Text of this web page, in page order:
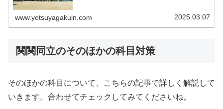
www.yotsuyagakuin.com 2025.03.07
関関同立のそのほかの科目対策
そのほかの科目について、こちらの記事で詳しく解説して
いきます。合わせてチェックしてみてくださいね。